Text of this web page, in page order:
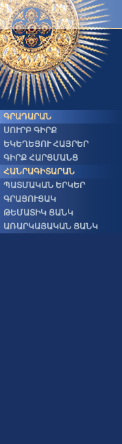
ԳՐԱԴԱՐԱՆ
ՍՈՒՐԲ ԳԻՐՔ
ԵԿԵՂԵՑՈՒ ՀԱՅՐԵՐ
ԳԻՐՔ ՀԱՐՑՄԱՆՑ
ՀԱՆՐԱԳԻՏԱՐԱՆ
ՊԱՏՄԱԿԱՆ ԵՐԿԵՐ
ԳՐԱՑՈՒՑԱԿ
ԹԵՄԱՏԻԿ ՑԱՆԿ
ԱՌԱՐԿԱՅԱԿԱՆ ՑԱՆԿ